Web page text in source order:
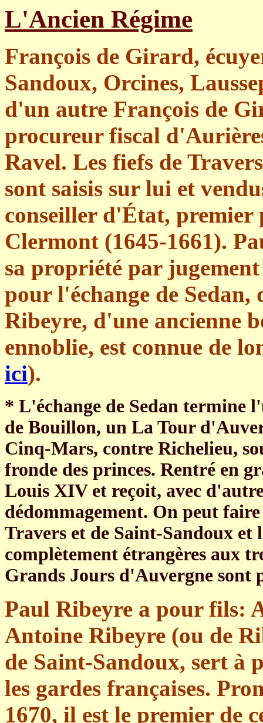
L'Ancien Régime
François de Girard,
Sandoux, Orcines,
d'un autre François de
procureur fiscal
Ravel. Les fiefs de
sont saisis sur lui et
conseiller d'État, premier
Clermont (1645-1661).
sa propriété par jugement
pour l'échange de
Ribeyre, d'une ancienne
ennoblie, est connue de
ici).
* L'échange de Sedan termine
de Bouillon, un La Tour
Cinq-Mars, contre Richelieu,
fronde des princes. Rentré en
Louis XIV et reçoit, avec
dédommagement. On peut
Travers et de Saint-Sandoux et
complètement étrangères aux
Grands Jours d'Auvergne sont
Paul Ribeyre a pour fils:
Antoine Ribeyre (ou de
de Saint-Sandoux, sert à
les gardes françaises.
1670, il est le premier de